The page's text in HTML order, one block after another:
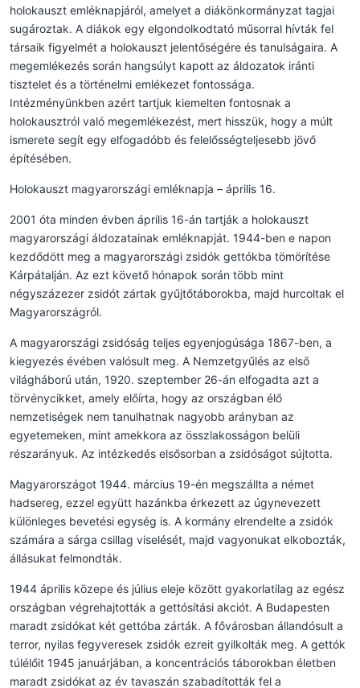
holokauszt emléknapjáról, amelyet a diákönkormányzat tagjai
sugároztak. A diákok egy elgondolkodtató műsorral hívták fel
társaik figyelmét a holokauszt jelentőségére és tanulságaira. A
megemlékezés során hangsúlyt kapott az áldozatok iránti
tisztelet és a történelmi emlékezet fontossága.
Intézményünkben azért tartjuk kiemelten fontosnak a
holokausztról való megemlékezést, mert hisszük, hogy a múlt
ismerete segít egy elfogadóbb és felelősségteljesebb jövő
építésében.
Holokauszt magyarországi emléknapja – április 16.
2001 óta minden évben április 16-án tartják a holokauszt
magyarországi áldozatainak emléknapját. 1944-ben e napon
kezdődött meg a magyarországi zsidók gettókba tömörítése
Kárpátalján. Az ezt követő hónapok során több mint
négyszázezer zsidót zártak gyűjtőtáborokba, majd hurcoltak el
Magyarországról.
A magyarországi zsidóság teljes egyenjogúsága 1867-ben, a
kiegyezés évében valósult meg. A Nemzetgyűlés az első
világháború után, 1920. szeptember 26-án elfogadta azt a
törvénycikket, amely előírta, hogy az országban élő
nemzetiségek nem tanulhatnak nagyobb arányban az
egyetemeken, mint amekkora az összlakosságon belüli
részarányuk. Az intézkedés elsősorban a zsidóságot sújtotta.
Magyarországot 1944. március 19-én megszállta a német
hadsereg, ezzel együtt hazánkba érkezett az úgynevezett
különleges bevetési egység is. A kormány elrendelte a zsidók
számára a sárga csillag viselését, majd vagyonukat elkobozták,
állásukat felmondták.
1944 április közepe és július eleje között gyakorlatilag az egész
országban végrehajtották a gettósítási akciót. A Budapesten
maradt zsidókat két gettóba zárták. A fővárosban állandósult a
terror, nyilas fegyveresek zsidók ezreit gyilkolták meg. A gettók
túlélőit 1945 januárjában, a koncentrációs táborokban életben
maradt zsidókat az év tavaszán szabadították fel a